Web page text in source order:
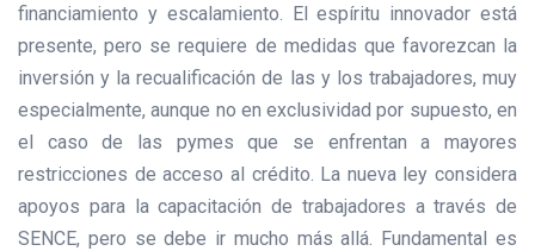
financiamiento y escalamiento. El espíritu innovador está
presente, pero se requiere de medidas que favorezcan la
inversión y la recualificación de las y los trabajadores, muy
especialmente, aunque no en exclusividad por supuesto, en
el caso de las pymes que se enfrentan a mayores
restricciones de acceso al crédito. La nueva ley considera
apoyos para la capacitación de trabajadores a través de
SENCE, pero se debe ir mucho más allá. Fundamental es